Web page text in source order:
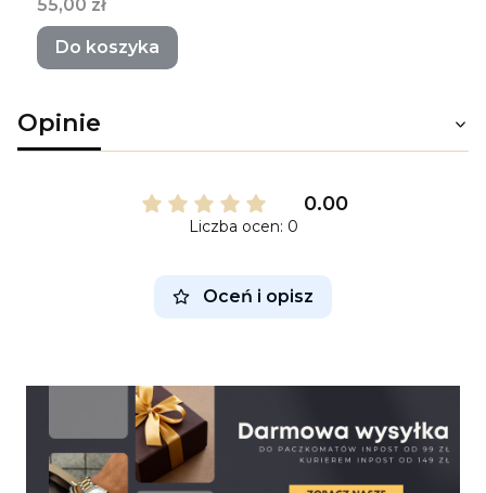
55,00 zł
Do koszyka
Opinie
0.00
Liczba ocen: 0
Oceń i opisz